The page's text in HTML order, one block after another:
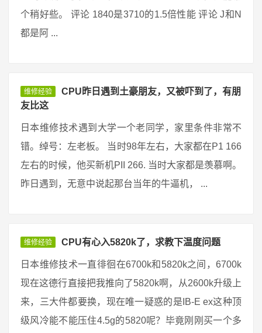
个稍好些。 评论 1840是3710的1.5倍性能 评论 J和N
都是阿 ...
维修经验
CPU昨日遇到土豪朋友，又被吓到了，有朋
友比这
日本维修技术遇到大学一个老同学，家里条件非常不
错。绰号：左老板。 当时98年左右，大家都在P1 166
左右的时候，他买新机PII 266. 当时大家都是羡慕啊。
昨日遇到，无意中说起那台当年的牛逼机， ...
维修经验 CPU有心入5820k了，求教下温度问题
日本维修技术一直徘徊在6700k和5820k之间，6700k
现在这德行直接把我推向了5820k啊，从2600k升级上
来，三大件都要换，现在唯一疑惑的是IB-E ex这种顶
级风冷能不能压住4.5g的5820呢？毕竟刚刚买一个多